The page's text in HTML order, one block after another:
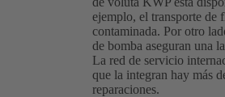
ejemplo, el transporte de
contaminada. Por otro
de bomba aseguran una
La red de servicio
que la integran hay más
reparaciones.